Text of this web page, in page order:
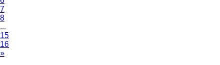
7
8
...
15
16
»